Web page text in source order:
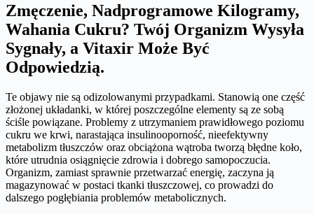
Zmęczenie, Nadprogramowe Kilogramy,
Wahania Cukru? Twój Organizm Wysyła
Sygnały, a Vitaxir Może Być
Odpowiedzią.
Te objawy nie są odizolowanymi przypadkami. Stanowią one część
złożonej układanki, w której poszczególne elementy są ze sobą
ściśle powiązane. Problemy z utrzymaniem prawidłowego poziomu
cukru we krwi, narastająca insulinooporność, nieefektywny
metabolizm tłuszczów oraz obciążona wątroba tworzą błędne koło,
które utrudnia osiągnięcie zdrowia i dobrego samopoczucia.
Organizm, zamiast sprawnie przetwarzać energię, zaczyna ją
magazynować w postaci tkanki tłuszczowej, co prowadzi do
dalszego pogłębiania problemów metabolicznych.